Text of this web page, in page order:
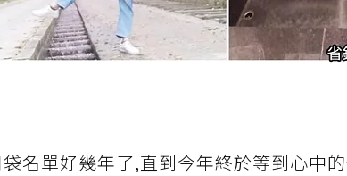
名單好幾年了,直到今年終於等到心中